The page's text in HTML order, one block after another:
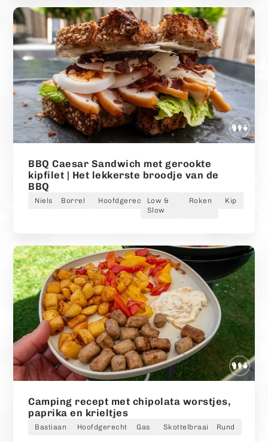
BBQ Caesar Sandwich met gerookte
kipfilet | Het lekkerste broodje van de
BBQ
Niels Borrel HoofdgerechtLow &
Slow
Roken Kip
Camping recept met chipolata worstjes,
paprika en krieltjes
Bastiaan Hoofdgerecht Gas Skottelbraai Rund